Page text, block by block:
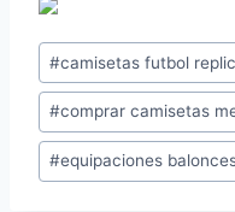
Etiquetas
de
la
entrada:
#camisetas futbol
#comprar camisetas
#equipaciones